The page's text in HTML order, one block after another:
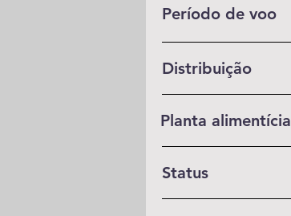
Período de voo
Distribuição
Planta alimentícia
Status